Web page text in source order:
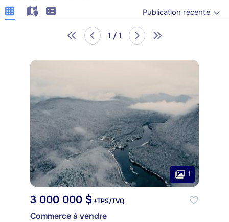
Publication récente
1 / 1
1
3 000 000 $ +TPS/TVQ
Commerce à vendre